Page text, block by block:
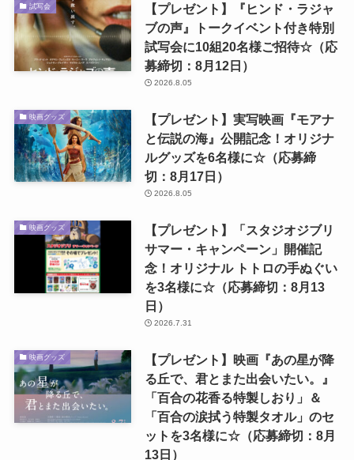
試写会
【プレゼント】『ヒンド・ラジャ
ブの声』トークイベント付き特別
試写会に10組20名様ご招待☆（応
募締切：8月12日）
2026.8.05
映画グッズ
【プレゼント】実写映画『モアナ
と伝説の海』公開記念！オリジナ
ルグッズを6名様に☆（応募締
切：8月17日）
2026.8.05
映画グッズ
【プレゼント】「スタジオジブリ
サマー・キャンペーン」開催記
念！オリジナル トトロの手ぬぐい
を3名様に☆（応募締切：8月13
日）
2026.7.31
映画グッズ
【プレゼント】映画『あの星が降
る丘で、君とまた出会いたい。』
「百合の花香る特製しおり」＆
「百合の涙拭う特製タオル」のセ
ットを3名様に☆（応募締切：8月
13日）